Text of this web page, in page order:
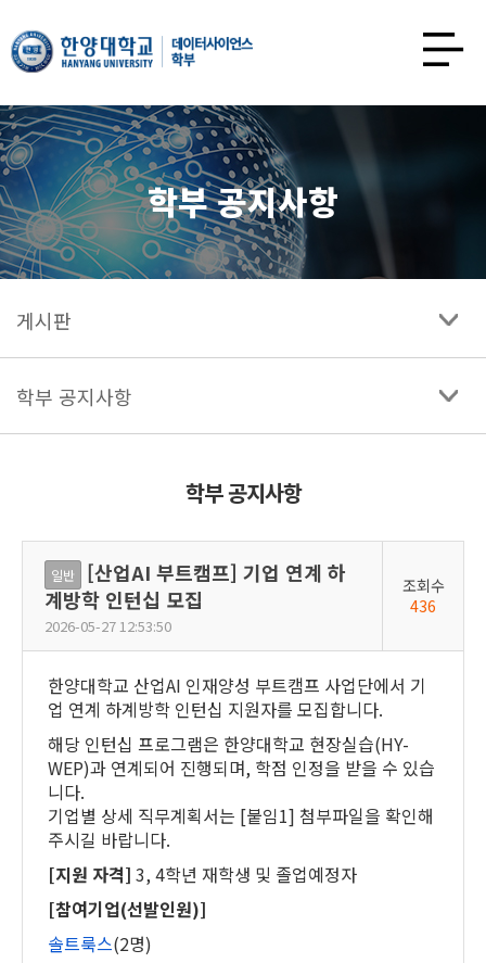
한양대학교
데이터사이언스학과
열기
학부 공지사항
게시판
학부 공지사항
학부 공지사항
일반
[산업AI 부트캠프] 기업 연계 하
계방학 인턴십 모집
2026-05-27 12:53:50
조회수
436
한양대학교 산업AI 인재양성 부트캠프 사업단에서 기
업 연계 하계방학 인턴십 지원자를 모집합니다.
해당 인턴십 프로그램은 한양대학교 현장실습(HY-
WEP)과 연계되어 진행되며, 학점 인정을 받을 수 있습
니다.
기업별 상세 직무계획서는 [붙임1] 첨부파일을 확인해
주시길 바랍니다.
[지원 자격] 3, 4학년 재학생 및 졸업예정자
[참여기업(선발인원)]
솔트룩스(2명)